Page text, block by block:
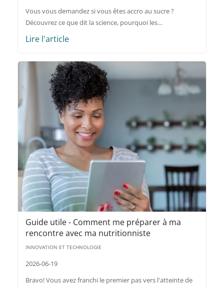
Vous vous demandez si vous êtes accro au sucre ?
Découvrez ce que dit la science, pourquoi les…
Lire l'article
Guide utile - Comment me préparer à ma
rencontre avec ma nutritionniste
INNOVATION ET TECHNOLOGIE
2026-06-19
Bravo! Vous avez franchi le premier pas vers l'atteinte de